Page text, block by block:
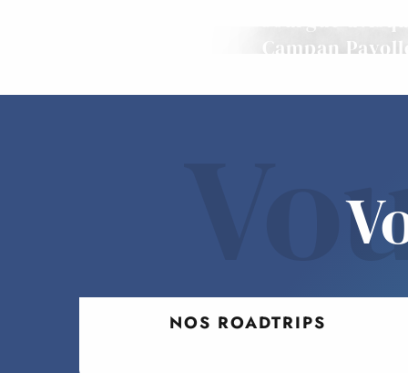
Gourgue
Campan
NOS ROADTRIPS